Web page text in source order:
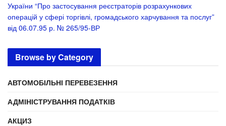
України “Про застосування реєстраторів розрахункових
операцій у сфері торгівлі, громадського харчування та послуг”
від 06.07.95 р. № 265/95-ВР
Browse by Category
АВТОМОБІЛЬНІ ПЕРЕВЕЗЕННЯ
АДМІНІСТРУВАННЯ ПОДАТКІВ
АКЦИЗ